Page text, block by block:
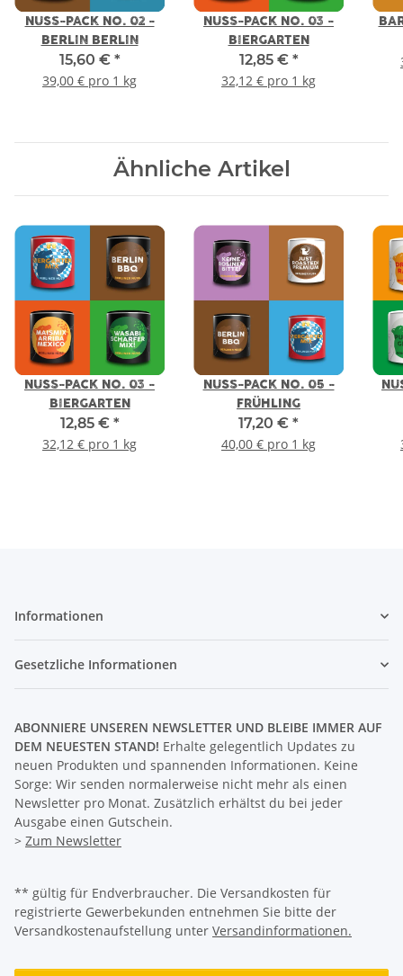
NUSS-PACK NO. 02 -
BERLIN BERLIN
15,60 € *
39,00 € pro 1 kg
NUSS-PACK NO. 03 -
BIERGARTEN
12,85 € *
32,12 € pro 1 kg
Ähnliche Artikel
NUSS-PACK NO. 03 -
BIERGARTEN
12,85 € *
32,12 € pro 1 kg
NUSS-PACK NO. 05 -
FRÜHLING
17,20 € *
40,00 € pro 1 kg
Informationen
Gesetzliche Informationen
ABONNIERE UNSEREN NEWSLETTER UND BLEIBE IMMER AUF
DEM NEUESTEN STAND! Erhalte gelegentlich Updates zu
neuen Produkten und spannenden Informationen. Keine
Sorge: Wir senden normalerweise nicht mehr als einen
Newsletter pro Monat. Zusätzlich erhältst du bei jeder
Ausgabe einen Gutschein.
> Zum Newsletter
** gültig für Endverbraucher. Die Versandkosten für
registrierte Gewerbekunden entnehmen Sie bitte der
Versandkostenaufstellung unter Versandinformationen.